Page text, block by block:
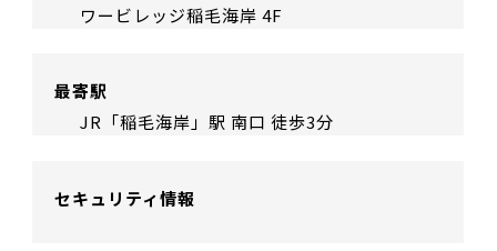
ワービレッジ稲毛海岸 4F
最寄駅
JR「稲毛海岸」駅 南口 徒歩3分
セキュリティ情報